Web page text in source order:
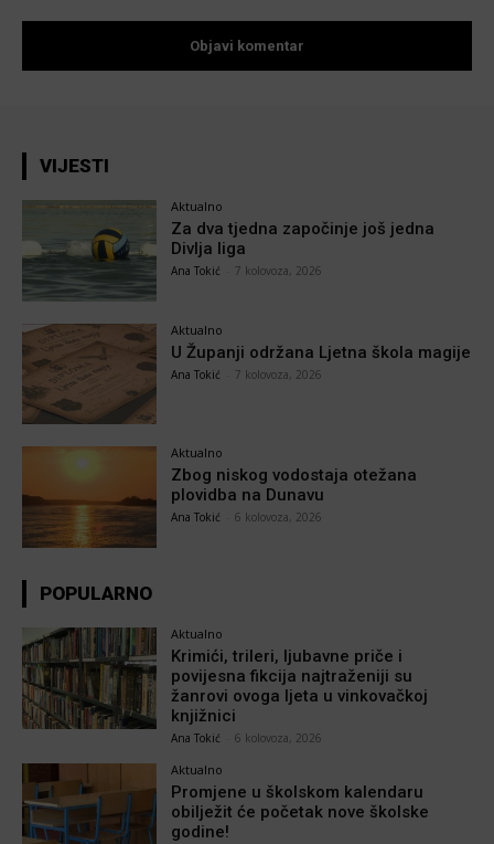
VIJESTI
Aktualno
Za dva tjedna započinje još jedna
Divlja liga
Ana Tokić 7 kolovoza, 2026
Aktualno
U Županji održana Ljetna škola magije
Ana Tokić 7 kolovoza, 2026
Aktualno
Zbog niskog vodostaja otežana
plovidba na Dunavu
Ana Tokić 6 kolovoza, 2026
POPULARNO
Aktualno
Krimići, trileri, ljubavne priče i
povijesna fikcija najtraženiji su
žanrovi ovoga ljeta u vinkovačkoj
knjižnici
Ana Tokić 6 kolovoza, 2026
Aktualno
Promjene u školskom kalendaru
obilježit će početak nove školske
godine!